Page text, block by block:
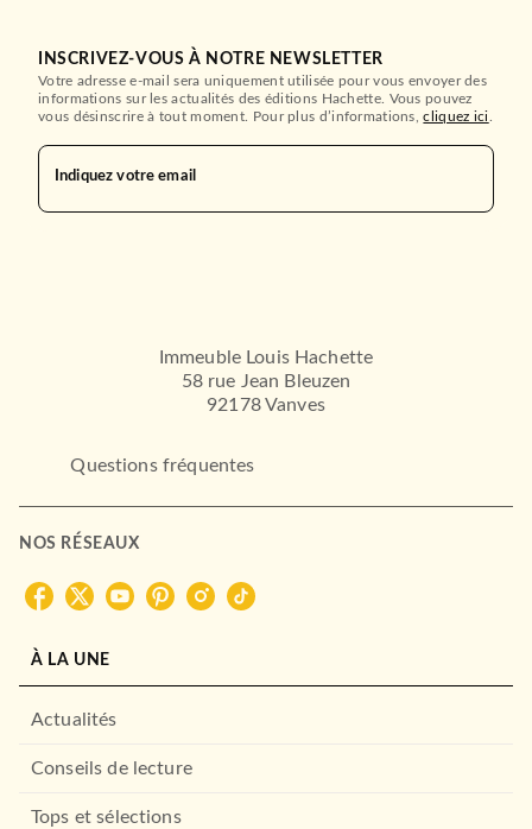
La Pyramide inversée
Jonathan Wilson
26/09/2018
cigares
INSCRIVEZ-VOUS À NOTRE NEWSLETTER
Votre adresse e-mail sera uniquement utilisée pour vous envoyer des
informations sur les actualités des éditions Hachette. Vous pouvez
vous désinscrire à tout moment. Pour plus d’informations,cliquez ici
Indiquez votre email
Immeuble Louis Hachette
58 rue Jean Bleuzen
92178 Vanves
Questions fréquentes
NOS RÉSEAUX
À LA UNE
Actualités
Conseils de lecture
Tops et sélections